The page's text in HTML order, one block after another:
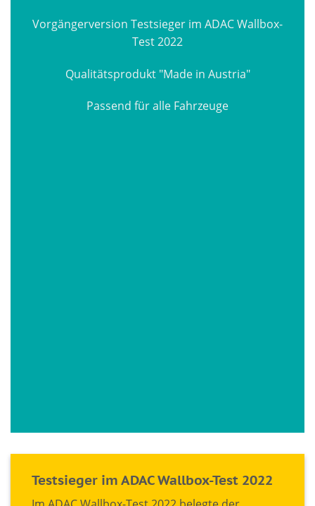
Vorgängerversion Testsieger im ADAC Wallbox-
Test 2022
Qualitätsprodukt "Made in Austria"
Passend für alle Fahrzeuge
Testsieger im ADAC Wallbox-Test 2022